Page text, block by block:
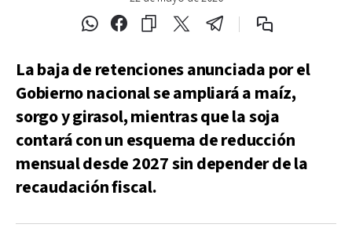
La baja de retenciones anunciada por el
Gobierno nacional se ampliará a maíz,
sorgo y girasol, mientras que la soja
contará con un esquema de reducción
mensual desde 2027 sin depender de la
recaudación fiscal.